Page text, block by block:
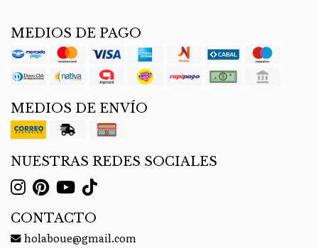
MEDIOS DE PAGO
MEDIOS DE ENVÍO
NUESTRAS REDES SOCIALES
CONTACTO
holaboue@gmail.com